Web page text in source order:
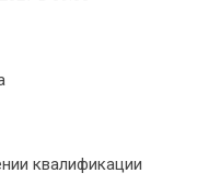
квалификации